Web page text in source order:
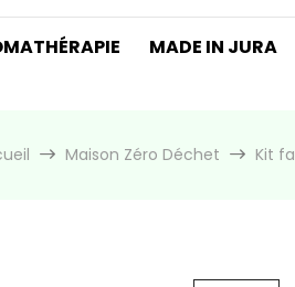
MADE IN JURA
Maison Zéro Déchet Kit